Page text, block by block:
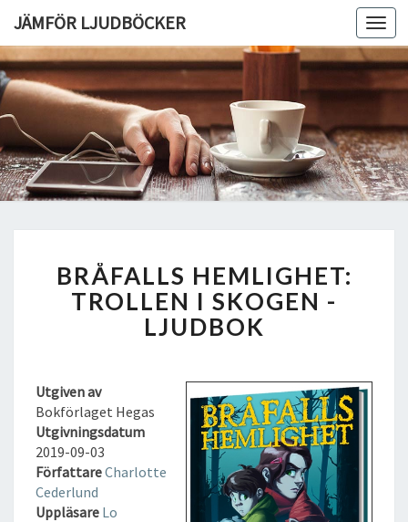
JÄMFÖR LJUDBÖCKER
R
Å
F
A
S
H
E
M
L
I
BRÅFALLS HEMLIGHET:
TROLLEN I SKOGEN -
LJUDBOK
Utgiven av
Bokförlaget Hegas
Utgivningsdatum
2019-09-03
FörfattareCharlotte
Cederlund
Uppläsare Lo